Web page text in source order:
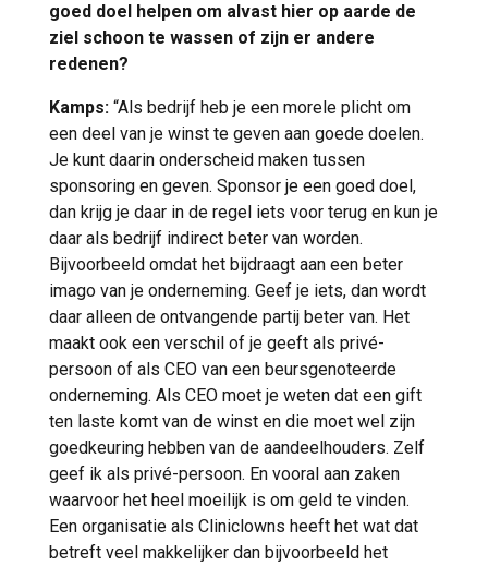
goed doel helpen om alvast hier op aarde de
ziel schoon te wassen of zijn er andere
redenen?
Kamps: “Als bedrijf heb je een morele plicht om
een deel van je winst te geven aan goede doelen.
Je kunt daarin onderscheid maken tussen
sponsoring en geven. Sponsor je een goed doel,
dan krijg je daar in de regel iets voor terug en kun je
daar als bedrijf indirect beter van worden.
Bijvoorbeeld omdat het bijdraagt aan een beter
imago van je onderneming. Geef je iets, dan wordt
daar alleen de ontvangende partij beter van. Het
maakt ook een verschil of je geeft als privé-
persoon of als CEO van een beursgenoteerde
onderneming. Als CEO moet je weten dat een gift
ten laste komt van de winst en die moet wel zijn
goedkeuring hebben van de aandeelhouders. Zelf
geef ik als privé-persoon. En vooral aan zaken
waarvoor het heel moeilijk is om geld te vinden.
Een organisatie als Cliniclowns heeft het wat dat
betreft veel makkelijker dan bijvoorbeeld het